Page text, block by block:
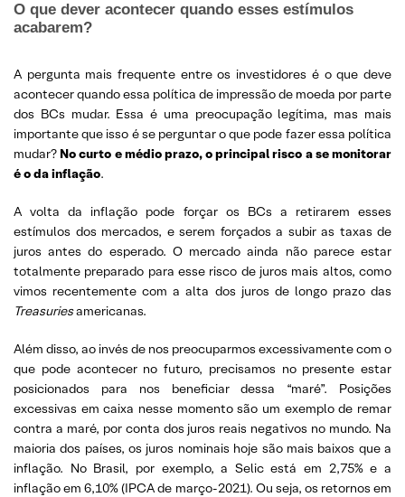
O que dever acontecer quando esses estímulos
acabarem?
A pergunta mais frequente entre os investidores é o que deve
acontecer quando essa política de impressão de moeda por parte
dos BCs mudar. Essa é uma preocupação legítima, mas mais
importante que isso é se perguntar o que pode fazer essa política
mudar? No curto e médio prazo, o principal risco a se monitorar
é o da inflação.
A volta da inflação pode forçar os BCs a retirarem esses
estímulos dos mercados, e serem forçados a subir as taxas de
juros antes do esperado. O mercado ainda não parece estar
totalmente preparado para esse risco de juros mais altos, como
vimos recentemente com a alta dos juros de longo prazo das
Treasuriesamericanas.
Além disso, ao invés de nos preocuparmos excessivamente com o
que pode acontecer no futuro, precisamos no presente estar
posicionados para nos beneficiar dessa “maré”. Posições
excessivas em caixa nesse momento são um exemplo de remar
contra a maré, por conta dos juros reais negativos no mundo. Na
maioria dos países, os juros nominais hoje são mais baixos que a
inflação. No Brasil, por exemplo, a Selic está em 2,75% e a
inflação em 6,10% (IPCA de março-2021). Ou seja, os retornos em